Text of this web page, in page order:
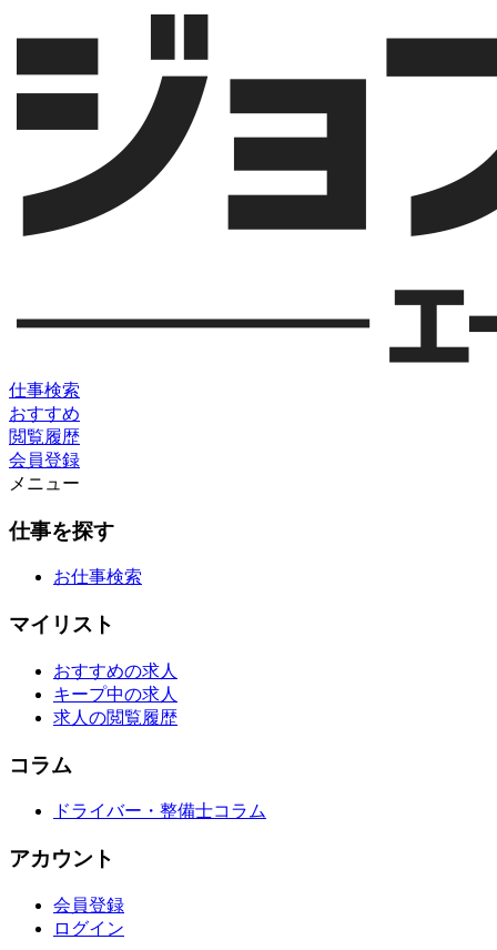
仕事検索
おすすめ
閲覧履歴
会員登録
メニュー
仕事を探す
お仕事検索
マイリスト
おすすめの求人
キープ中の求人
求人の閲覧履歴
コラム
ドライバー・整備士コラム
アカウント
会員登録
ログイン